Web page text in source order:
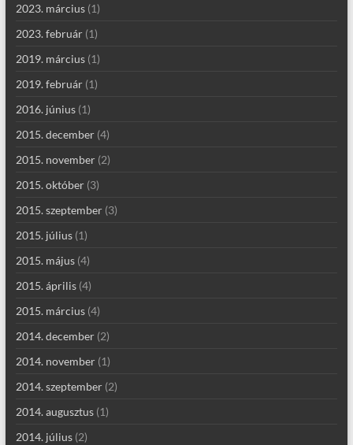
2023. március(1)
2023. február(1)
2019. március(1)
2019. február(1)
2016. június(1)
2015. december(4)
2015. november(2)
2015. október(3)
2015. szeptember(3)
2015. július(1)
2015. május(4)
2015. április(4)
2015. március(4)
2014. december(2)
2014. november(1)
2014. szeptember(2)
2014. augusztus(1)
2014. július(2)